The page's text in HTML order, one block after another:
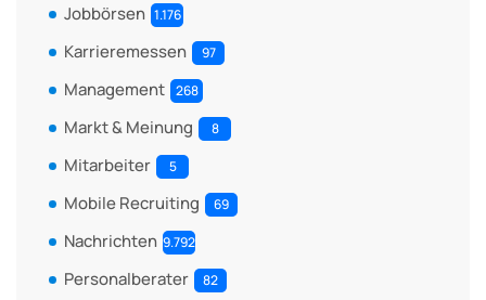
Jobbörsen 1.176
Karrieremessen 97
Management 268
Markt & Meinung 8
Mitarbeiter 5
Mobile Recruiting 69
Nachrichten 9.792
Personalberater 82